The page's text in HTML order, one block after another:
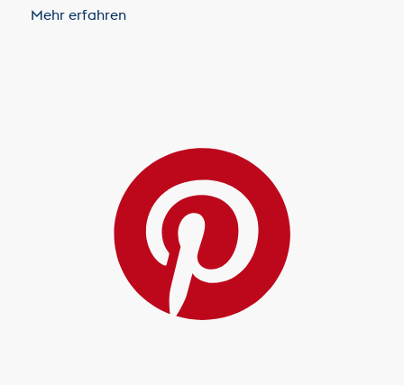
Mehr erfahren